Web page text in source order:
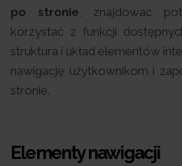
po stronie , znajdować
korzystać z funkcji
struktura i układ elementów
nawigację użytkownikom i
stronie.
Elementy nawigacji